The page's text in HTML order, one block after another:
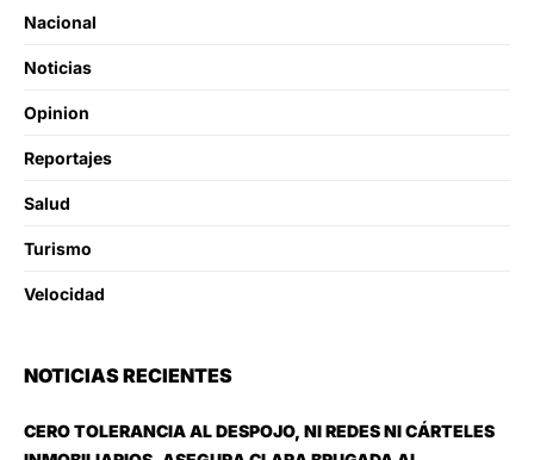
Nacional
Noticias
Opinion
Reportajes
Salud
Turismo
Velocidad
NOTICIAS RECIENTES
CERO TOLERANCIA AL DESPOJO, NI REDES NI CÁRTELES